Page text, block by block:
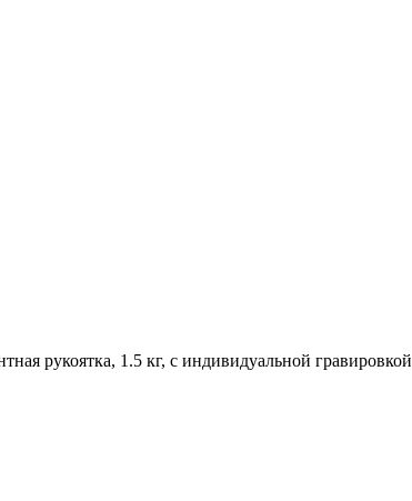
рукоятка, 1.5 кг, с индивидуальной гравировкой